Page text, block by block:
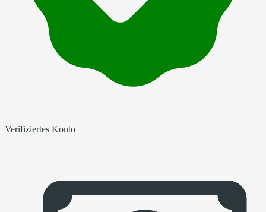
Verifiziertes Konto